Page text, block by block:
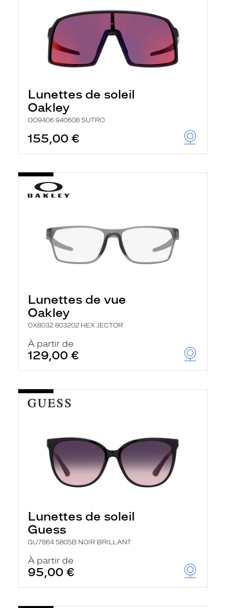
Lunettes de soleil
Oakley
OO9406 940608 SUTRO
155,00 €
Lunettes de vue
Oakley
OX8032 803202 HEX JECTOR
À partir de
129,00 €
Lunettes de soleil
Guess
GU7864 5805B NOIR BRILLANT
À partir de
95,00 €